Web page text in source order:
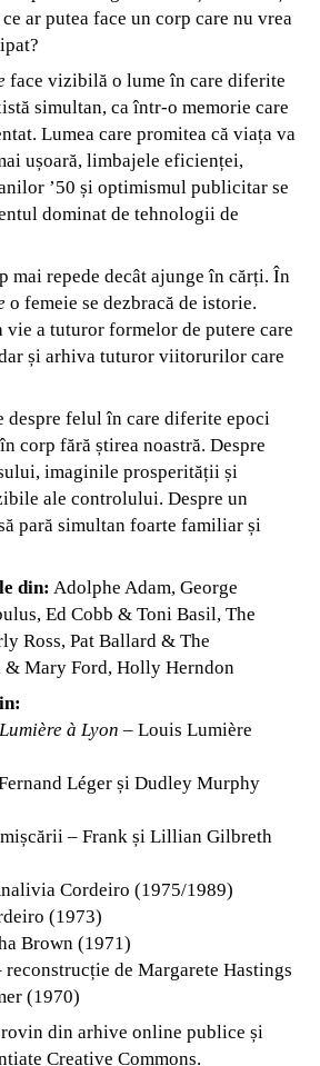
ar putea face un corp care nu vrea
face vizibilă o lume în care diferite
simultan, ca într-o memorie care
Lumea care promitea că viața va
ușoară, limbajele eficienței,
’50 și optimismul publicitar se
dominat de tehnologii de
mai repede decât ajunge în cărți. În
o femeie se dezbracă de istorie.
vie a tuturor formelor de putere care
și arhiva tuturor viitorurilor care
despre felul în care diferite epoci
corp fără știrea noastră. Despre
imaginile prosperității și
ale controlului. Despre un
pară simultan foarte familiar și
din: Adolphe Adam, George
Ed Cobb & Toni Basil, The
Ross, Pat Ballard & The
& Mary Ford, Holly Herndon
à Lyon – Louis Lumière
Léger și Dudley Murphy
– Frank și Lillian Gilbreth
Cordeiro (1975/1989)
(1973)
Brown (1971)
reconstrucție de Margarete Hastings
(1970)
din arhive online publice și
Creative Commons.